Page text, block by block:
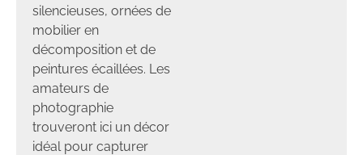
silencieuses, ornées de
mobilier en
décomposition et de
peintures écaillées. Les
amateurs de
photographie
trouveront ici un décor
idéal pour capturer